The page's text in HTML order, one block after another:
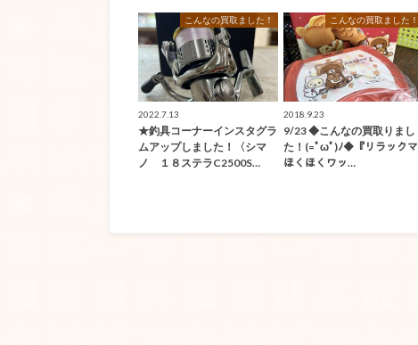
こんなの買取ました！
2022.7.13
★釣具コーナーインスタグラ
ムアップしました！〈シマ
ノ １８ステラC2500S…
こんなの買取ました！
2018.9.23
9/23 ◆こんなの買取りまし
た！(=ﾟωﾟ)ﾉ◆『リラックマ
ほくほくワッ…